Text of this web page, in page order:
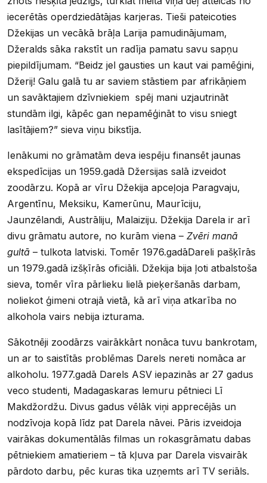
iecerētās operdziedātājas karjeras. Tieši pateicoties
Džekijas un vecākā brāļa Larija pamudinājumam,
Džeralds sāka rakstīt un radīja pamatu savu sapņu
piepildījumam. “Beidz jel gausties un kaut vai pamēģini,
Džerij! Galu galā tu ar saviem stāstiem par afrikāņiem
un savāktajiem dzīvniekiem spēj mani uzjautrināt
stundām ilgi, kāpēc gan nepamēģināt to visu sniegt
lasītājiem?” sieva viņu bikstīja.
Ienākumi no grāmatām deva iespēju finansēt jaunas
ekspedīcijas un 1959.gadā Džersijas salā izveidot
zoodārzu. Kopā ar vīru Džekija apceļoja Paragvaju,
Argentīnu, Meksiku, Kamerūnu, Maurīciju,
Jaunzēlandi, Austrāliju, Malaiziju. Džekija Darela ir arī
divu grāmatu autore, no kurām viena – Zvēri manā
gultā – tulkota latviski. Tomēr 1976.gadāDareli pašķīrās
un 1979.gadā izšķīrās oficiāli. Džekija bija ļoti atbalstoša
sieva, tomēr vīra pārlieku lielā pieķeršanās darbam,
noliekot ģimeni otrajā vietā, kā arī viņa atkarība no
alkohola vairs nebija izturama.
Sākotnēji zoodārzs vairākkārt nonāca tuvu bankrotam,
un ar to saistītās problēmas Darels nereti nomāca ar
alkoholu. 1977.gadā Darels ASV iepazinās ar 27 gadus
veco studenti, Madagaskaras lemuru pētnieci Lī
Makdžordžu. Divus gadus vēlāk viņi apprecējās un
nodzīvoja kopā līdz pat Darela nāvei. Pāris izveidoja
vairākas dokumentālās filmas un rokasgrāmatu dabas
pētniekiem amatieriem – tā kļuva par Darela visvairāk
pārdoto darbu, pēc kuras tika uzņemts arī TV seriāls.